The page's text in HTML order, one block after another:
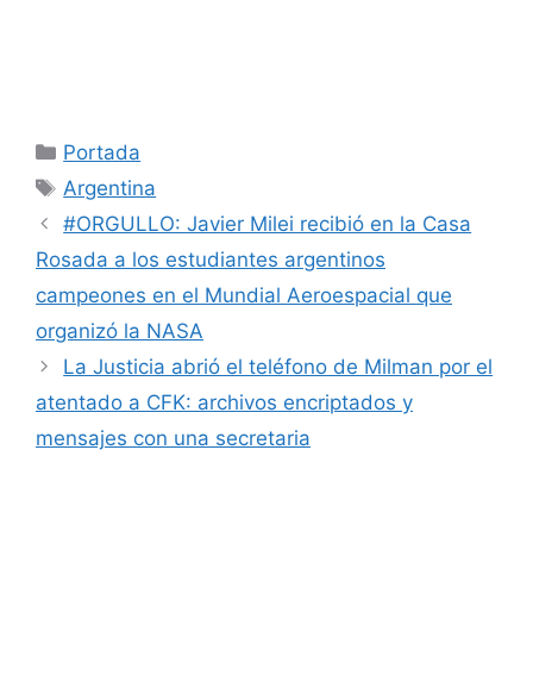
Categorías
Portada
Etiquetas
Argentina
#ORGULLO: Javier Milei recibió en la Casa
Rosada a los estudiantes argentinos
campeones en el Mundial Aeroespacial que
organizó la NASA
La Justicia abrió el teléfono de Milman por el
atentado a CFK: archivos encriptados y
mensajes con una secretaria